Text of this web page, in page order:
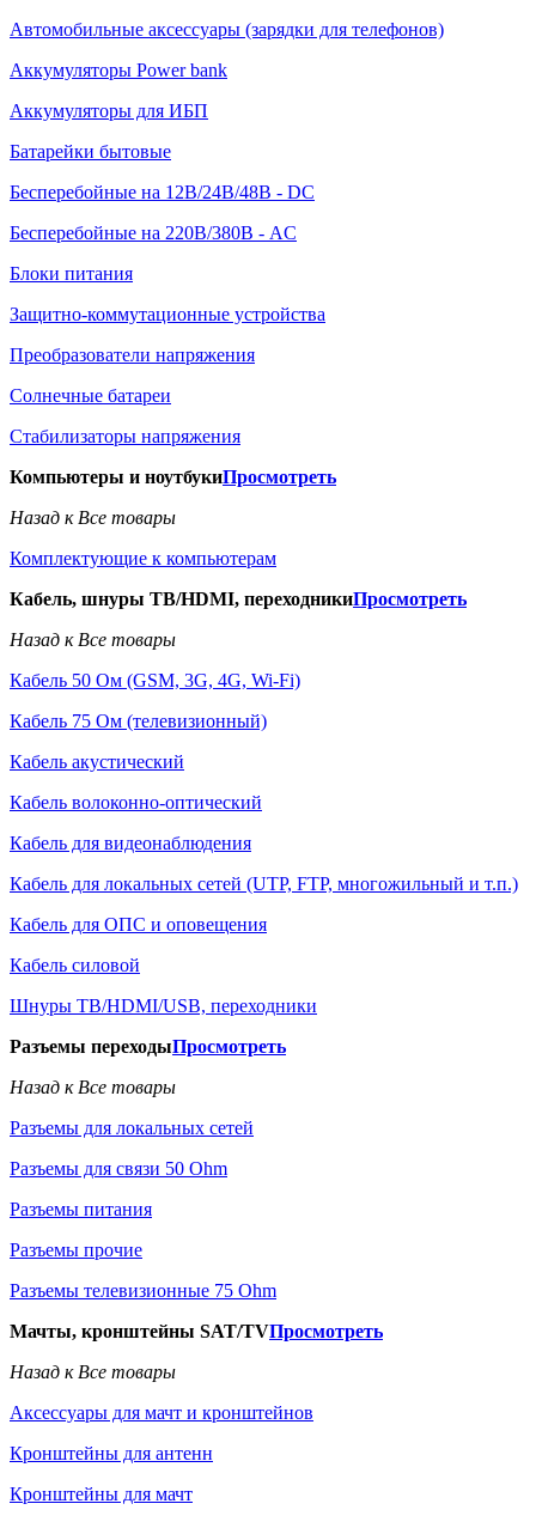
Автомобильные аксессуары (зарядки для телефонов)
Аккумуляторы Power bank
Аккумуляторы для ИБП
Батарейки бытовые
Бесперебойные на 12В/24В/48В - DC
Бесперебойные на 220В/380В - AC
Блоки питания
Защитно-коммутационные устройства
Преобразователи напряжения
Солнечные батареи
Стабилизаторы напряжения
Компьютеры и ноутбукиПросмотреть
Назад к Все товары
Комплектующие к компьютерам
Кабель, шнуры ТВ/HDMI, переходникиПросмотреть
Назад к Все товары
Кабель 50 Ом (GSM, 3G, 4G, Wi-Fi)
Кабель 75 Ом (телевизионный)
Кабель акустический
Кабель волоконно-оптический
Кабель для видеонаблюдения
Кабель для локальных сетей (UTP, FTP, многожильный и т.п.)
Кабель для ОПС и оповещения
Кабель силовой
Шнуры ТВ/HDMI/USB, переходники
Разъемы переходыПросмотреть
Назад к Все товары
Разъемы для локальных сетей
Разъемы для связи 50 Ohm
Разъемы питания
Разъемы прочие
Разъемы телевизионные 75 Ohm
Мачты, кронштейны SAT/TVПросмотреть
Назад к Все товары
Аксессуары для мачт и кронштейнов
Кронштейны для антенн
Кронштейны для мачт